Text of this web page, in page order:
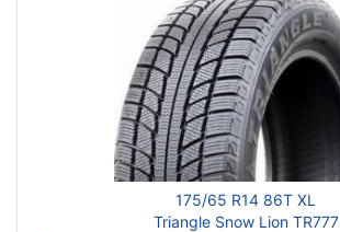
175/65 R14 86T XL
Triangle Snow Lion TR777